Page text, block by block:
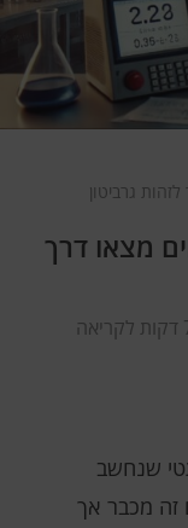
גרביטון
מצאו דרך
שנחשב
זה מכבר אך